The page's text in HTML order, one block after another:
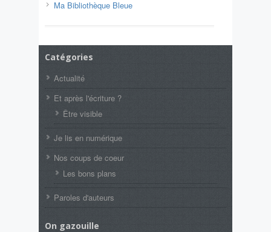
Ma Bibliothèque Bleue
Catégories
Actualité
Et après l'écriture ?
Être visible
Je lis en numérique
Nos coups de coeur
Les bons plans
Paroles d'auteurs
On gazouille